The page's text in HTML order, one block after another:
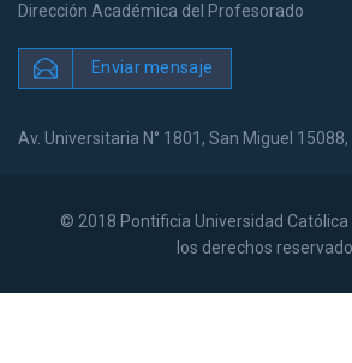
Dirección Académica del Profesorado
Enviar mensaje
Av. Universitaria N° 1801, San Miguel
© 2018 Pontificia Universidad Católica
los derechos